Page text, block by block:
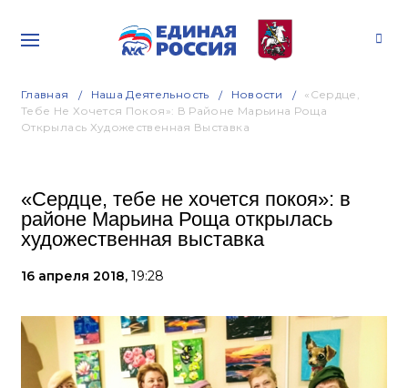
Главная Наша Деятельность Новости
«Сердце,
Тебе Не Хочется Покоя»: В Районе Марьина Роща
Открылась Художественная Выставка
«Сердце, тебе не хочется покоя»: в
районе Марьина Роща открылась
художественная выставка
16 апреля 2018, 19:28